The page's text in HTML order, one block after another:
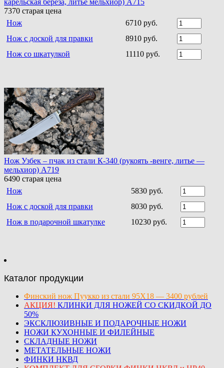
карельская береза, литье мельхиор) A715
7370 старая цена
Нож
6710 руб.
Нож с доской для правки
8910 руб.
Нож со шкатулкой
11110 руб.
Нож Узбек – пчак из стали К-340 (рукоять -венге, литье —
мельхиор) A719
6490 старая цена
Нож
5830 руб.
Нож с доской для правки
8030 руб.
Нож в подарочной шкатулке
10230 руб.
Каталог продукции
Финский нож Пуукко из стали 95Х18 — 3400 рублей
АКЦИЯ! КЛИНКИ ДЛЯ НОЖЕЙ СО СКИДКОЙ ДО
50%
ЭКСКЛЮЗИВНЫЕ И ПОДАРОЧНЫЕ НОЖИ
НОЖИ КУХОННЫЕ И ФИЛЕЙНЫЕ
СКЛАДНЫЕ НОЖИ
МЕТАТЕЛЬНЫЕ НОЖИ
ФИНКИ НКВД